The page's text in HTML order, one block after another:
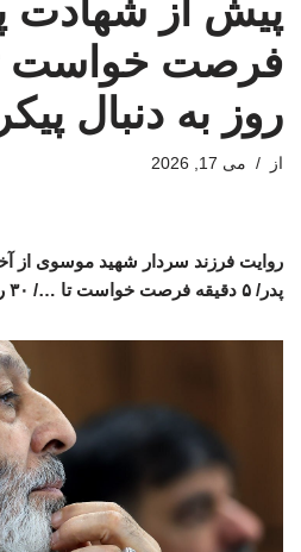
روز به دنبال
از می 17, 2026
روایت فرزند سردار شهید موسوی از
پدر/ ۵ دقیقه فرصت خواست تا …/ ۳۰ روز به دنبال پیکر پدرم بودیم